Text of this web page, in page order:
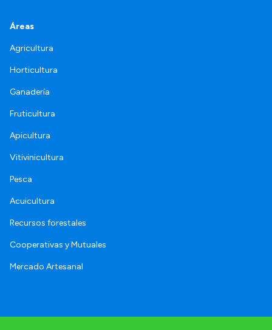
Áreas
Agricultura
Horticultura
Ganadería
Fruticultura
Apicultura
Vitivinicultura
Pesca
Acuicultura
Recursos forestales
Cooperativas y Mutuales
Mercado Artesanal